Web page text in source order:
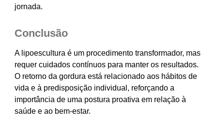
jornada.
Conclusão
A lipoescultura é um procedimento transformador, mas
requer cuidados contínuos para manter os resultados.
O retorno da gordura está relacionado aos hábitos de
vida e à predisposição individual, reforçando a
importância de uma postura proativa em relação à
saúde e ao bem-estar.